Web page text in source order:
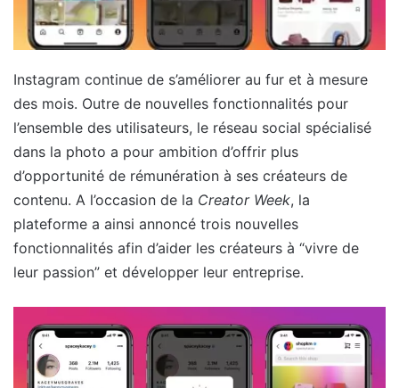
Instagram continue de s’améliorer au fur et à mesure
des mois. Outre de nouvelles fonctionnalités pour
l’ensemble des utilisateurs, le réseau social spécialisé
dans la photo a pour ambition d’offrir plus
d’opportunité de rémunération à ses créateurs de
contenu. A l’occasion de la Creator Week, la
plateforme a ainsi annoncé trois nouvelles
fonctionnalités afin d’aider les créateurs à “vivre de
leur passion” et développer leur entreprise.